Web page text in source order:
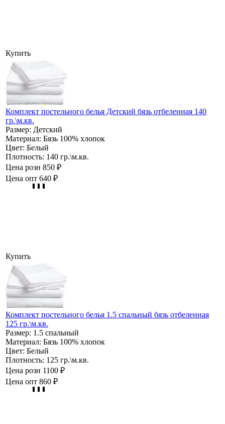
Купить
Комплект постельного белья Детский бязь отбеленная 140
гр.\м.кв.
Размер: Детский
Материал: Бязь 100% хлопок
Цвет: Белый
Плотность: 140 гр.\м.кв.
Цена розн 850 ₽
Цена опт 640 ₽
Купить
Комплект постельного белья 1.5 спальный бязь отбеленная
125 гр.\м.кв.
Размер: 1.5 спальный
Материал: Бязь 100% хлопок
Цвет: Белый
Плотность: 125 гр.\м.кв.
Цена розн 1100 ₽
Цена опт 860 ₽